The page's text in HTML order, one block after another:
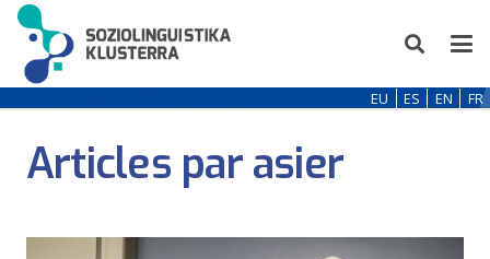
EU ES EN FR
Articles par asier